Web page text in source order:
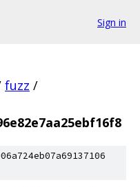
Sign in
fuzz /